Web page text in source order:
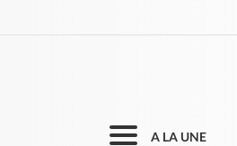
A LA UNE